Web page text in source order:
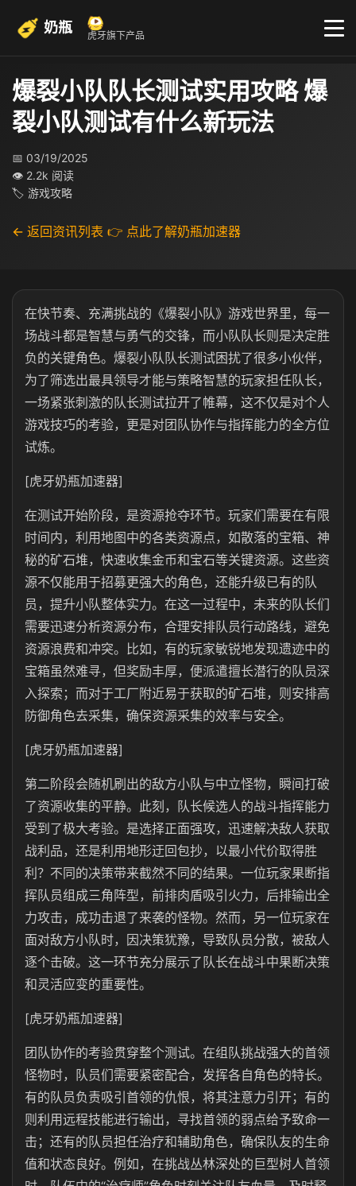
奶瓶 虎牙旗下产品
爆裂小队队长测试实用攻略 爆
裂小队测试有什么新玩法
📅 03/19/2025
👁 2.2k 阅读
🏷 游戏攻略
← 返回资讯列表 👉 点此了解奶瓶加速器
在快节奏、充满挑战的《爆裂小队》游戏世界里，每一
场战斗都是智慧与勇气的交锋，而小队队长则是决定胜
负的关键角色。爆裂小队队长测试困扰了很多小伙伴，
为了筛选出最具领导才能与策略智慧的玩家担任队长，
一场紧张刺激的队长测试拉开了帷幕，这不仅是对个人
游戏技巧的考验，更是对团队协作与指挥能力的全方位
试炼。
[虎牙奶瓶加速器]
在测试开始阶段，是资源抢夺环节。玩家们需要在有限
时间内，利用地图中的各类资源点，如散落的宝箱、神
秘的矿石堆，快速收集金币和宝石等关键资源。这些资
源不仅能用于招募更强大的角色，还能升级已有的队
员，提升小队整体实力。在这一过程中，未来的队长们
需要迅速分析资源分布，合理安排队员行动路线，避免
资源浪费和冲突。比如，有的玩家敏锐地发现遗迹中的
宝箱虽然难寻，但奖励丰厚，便派遣擅长潜行的队员深
入探索；而对于工厂附近易于获取的矿石堆，则安排高
防御角色去采集，确保资源采集的效率与安全。
[虎牙奶瓶加速器]
第二阶段会随机刷出的敌方小队与中立怪物，瞬间打破
了资源收集的平静。此刻，队长候选人的战斗指挥能力
受到了极大考验。是选择正面强攻，迅速解决敌人获取
战利品，还是利用地形迂回包抄，以最小代价取得胜
利？不同的决策带来截然不同的结果。一位玩家果断指
挥队员组成三角阵型，前排肉盾吸引火力，后排输出全
力攻击，成功击退了来袭的怪物。然而，另一位玩家在
面对敌方小队时，因决策犹豫，导致队员分散，被敌人
逐个击破。这一环节充分展示了队长在战斗中果断决策
和灵活应变的重要性。
[虎牙奶瓶加速器]
团队协作的考验贯穿整个测试。在组队挑战强大的首领
怪物时，队员们需要紧密配合，发挥各自角色的特长。
有的队员负责吸引首领的仇恨，将其注意力引开；有的
则利用远程技能进行输出，寻找首领的弱点给予致命一
击；还有的队员担任治疗和辅助角色，确保队友的生命
值和状态良好。例如，在挑战丛林深处的巨型树人首领